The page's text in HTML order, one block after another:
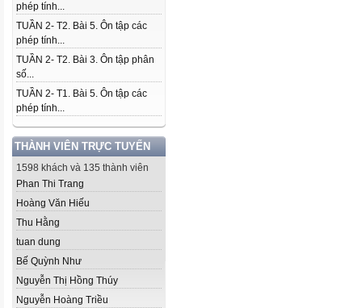
phép tính...
TUẦN 2- T2. Bài 5. Ôn tập các
phép tính...
TUẦN 2- T2. Bài 3. Ôn tập phân
số...
TUẦN 2- T1. Bài 5. Ôn tập các
phép tính...
THÀNH VIÊN TRỰC TUYẾN
1598 khách và 135 thành viên
Phan Thi Trang
Hoàng Văn Hiếu
Thu Hằng
tuan dung
Bế Quỳnh Như
Nguyễn Thị Hồng Thúy
Nguyễn Hoàng Triều